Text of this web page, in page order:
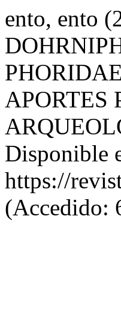
ento, ento
APORTES
Disponible
https://
(Accedido: